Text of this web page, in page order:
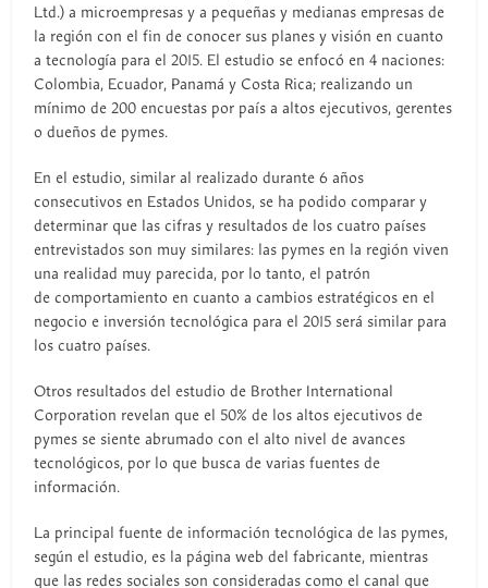
Ltd.) a microempresas y a pequeñas y medianas empresas de
la región con el fin de conocer sus planes y visión en cuanto
a tecnología para el 2015. El estudio se enfocó en 4 naciones:
Colombia, Ecuador, Panamá y Costa Rica; realizando un
mínimo de 200 encuestas por país a altos ejecutivos, gerentes
o dueños de pymes.
En el estudio, similar al realizado durante 6 años
consecutivos en Estados Unidos, se ha podido comparar y
determinar que las cifras y resultados de los cuatro países
entrevistados son muy similares: las pymes en la región viven
una realidad muy parecida, por lo tanto, el patrón
de comportamiento en cuanto a cambios estratégicos en el
negocio e inversión tecnológica para el 2015 será similar para
los cuatro países.
Otros resultados del estudio de Brother International
Corporation revelan que el 50% de los altos ejecutivos de
pymes se siente abrumado con el alto nivel de avances
tecnológicos, por lo que busca de varias fuentes de
información.
La principal fuente de información tecnológica de las pymes,
según el estudio, es la página web del fabricante, mientras
que las redes sociales son consideradas como el canal que